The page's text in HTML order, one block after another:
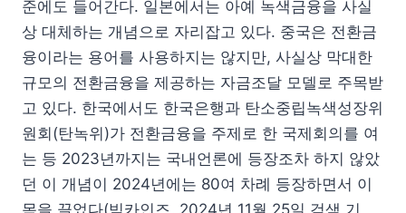
준에도 들어간다. 일본에서는 아예 녹색금융을 사실
상 대체하는 개념으로 자리잡고 있다. 중국은 전환금
융이라는 용어를 사용하지는 않지만, 사실상 막대한
규모의 전환금융을 제공하는 자금조달 모델로 주목받
고 있다. 한국에서도 한국은행과 탄소중립녹색성장위
원회(탄녹위)가 전환금융을 주제로 한 국제회의를 여
는 등 2023년까지는 국내언론에 등장조차 하지 않았
던 이 개념이 2024년에는 80여 차례 등장하면서 이
목을 끌었다(빅카인즈, 2024년 11월 25일 검색 기